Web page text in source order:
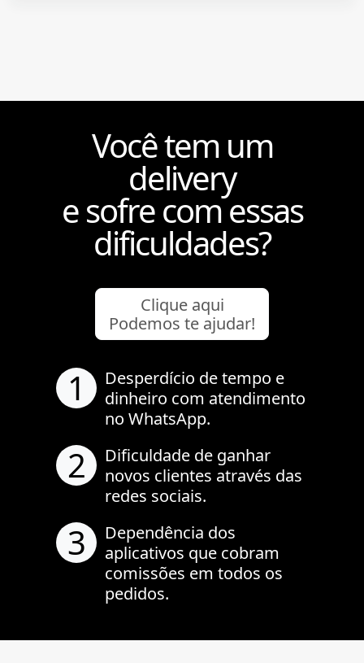
Você tem um
delivery
e sofre com essas
dificuldades?
Clique aqui
Podemos te ajudar!
1
Desperdício de tempo e
dinheiro com atendimento
no WhatsApp.
2
Dificuldade de ganhar
novos clientes através das
redes sociais.
3
Dependência dos
aplicativos que cobram
comissões em todos os
pedidos.